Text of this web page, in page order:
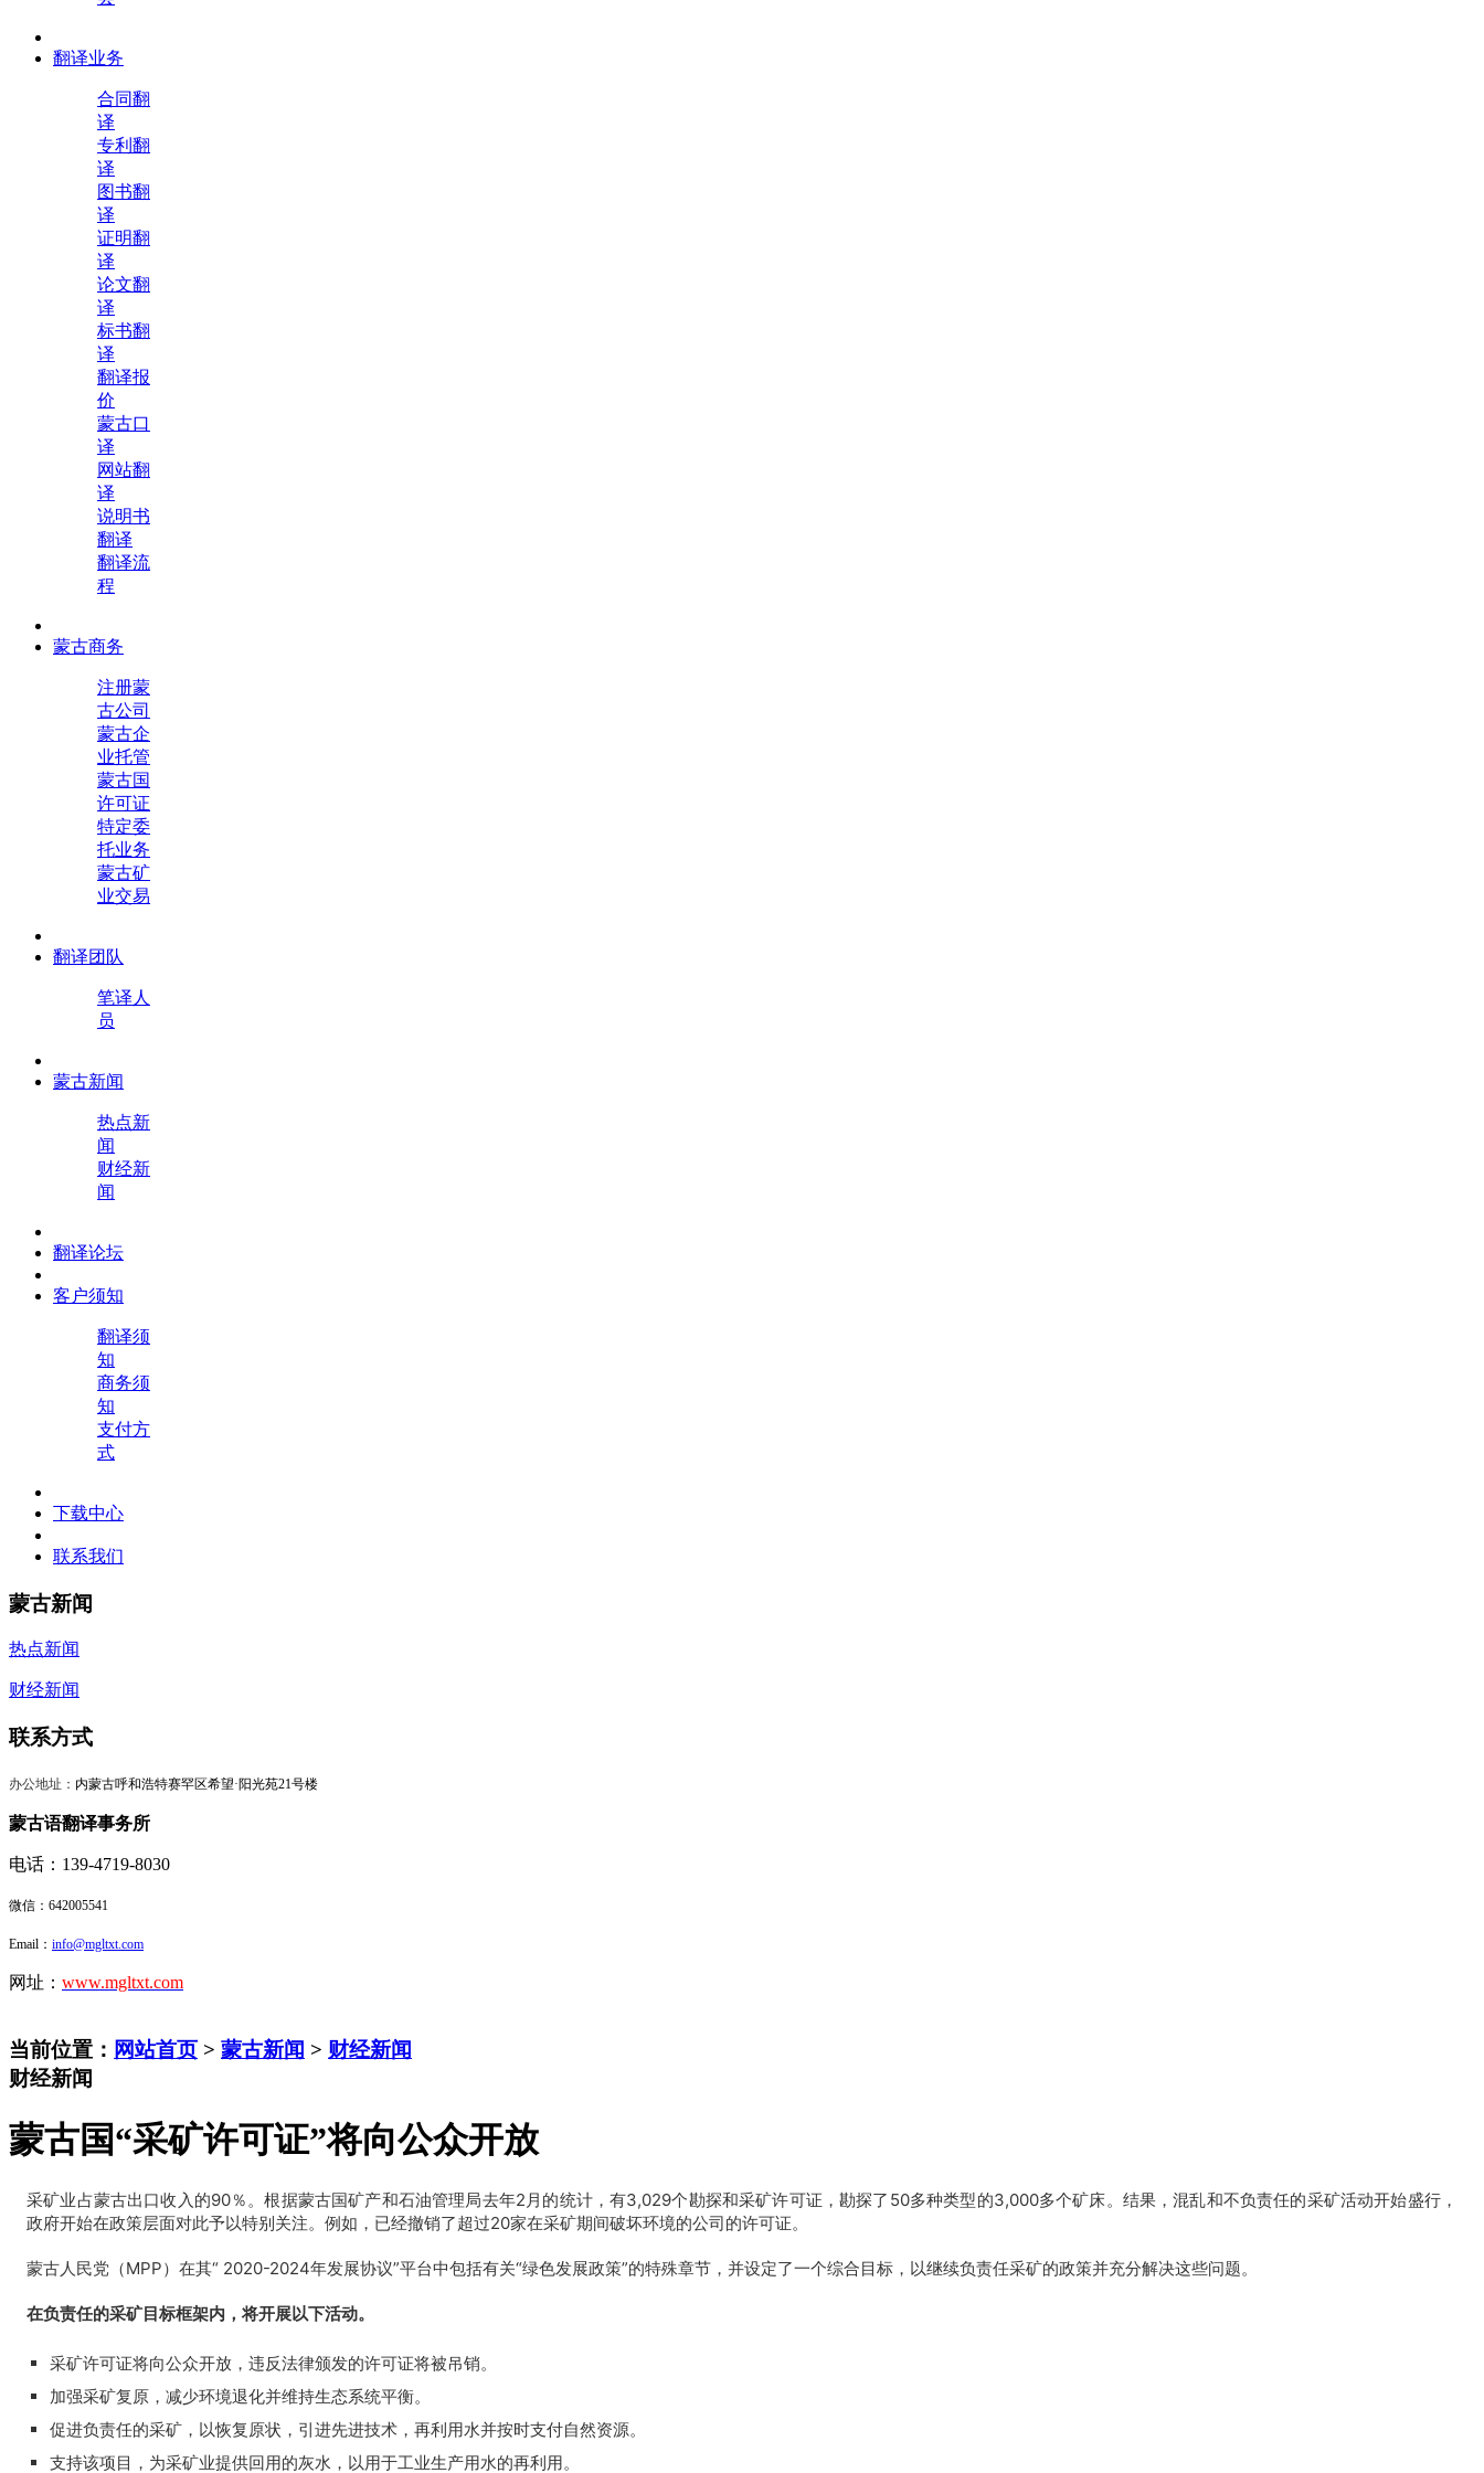
翻译业务
合同翻
译
专利翻
译
图书翻
译
证明翻
译
论文翻
译
标书翻
译
翻译报
价
蒙古口
译
网站翻
译
说明书
翻译
翻译流
程
蒙古商务
注册蒙
古公司
蒙古企
业托管
蒙古国
许可证
特定委
托业务
蒙古矿
业交易
翻译团队
笔译人
员
蒙古新闻
热点新
闻
财经新
闻
翻译论坛
客户须知
翻译须
知
商务须
知
支付方
式
下载中心
联系我们
蒙古新闻
热点新闻
财经新闻
联系方式
办公地址： 内蒙古呼和浩特赛罕区希望·阳光苑21号楼
蒙古语翻译事务所
电话：139-4719-8030
微信： 642005541
Email： info@mgltxt.com
网址： www.mgltxt.com
当前位置： 网站首页 > 蒙古新闻 > 财经新闻
财经新闻
蒙古国“采矿许可证”将向公众开放
采矿业占蒙古出口收入的90％。根据蒙古国矿产和石油管理局去年2月的统计，有3,029个勘探和采矿许可证，勘探了50多种类型的3,000多个矿床。结果，混乱和不负责任的采矿活动开始盛行，
政府开始在政策层面对此予以特别关注。例如，已经撤销了超过20家在采矿期间破坏环境的公司的许可证。
蒙古人民党 ​（MPP） 在其“ 2020-2024年发展协议”平台中包括有关“绿色发展政策”的特殊章节，并设定了一个综合目标，以继续负责任采矿的政策并充分解决这些问题。
在负责任的采矿目标框架内，将开展以下活动。
采矿许可证将向公众开放，违反法律颁发的许可证将被吊销。
加强采矿复原，减少环境退化并维持生态系统平衡。
促进负责任的采矿，以恢复原状，引进先进技术，再利用水并按时支付自然资源。
支持该项目，为采矿业提供回用的灰水，以用于工业生产用水的再利用。